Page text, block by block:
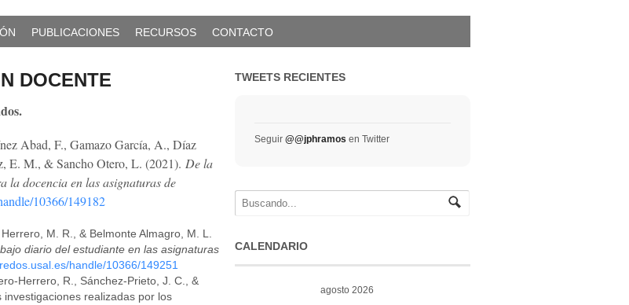
PUBLICACIONES RECURSOS CONTACTO
DOCENTE
Abad, F., Gamazo García, A., Díaz
E. M., & Sancho Otero, L. (2021). De la
la docencia en las asignaturas de
10366/149182
M. R., & Belmonte Almagro, M. L.
diario del estudiante en las asignaturas
handle/10366/149251
Herrero, R., Sánchez-Prieto, J. C., &
realizadas por los
TWEETS RECIENTES
Seguir @@jphramos en Twitter
CALENDARIO
agosto 2026